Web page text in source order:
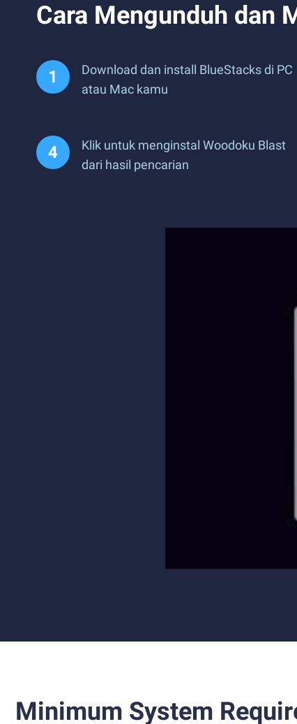
Cara Mengunduh dan
Download dan install BlueStacks di PC
atau Mac kamu
Klik untuk menginstal Woodoku Blast
dari hasil pencarian
Minimum System